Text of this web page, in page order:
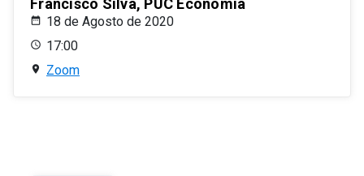
Francisco Silva, PUC Economía
18 de Agosto de 2020
17:00
Zoom